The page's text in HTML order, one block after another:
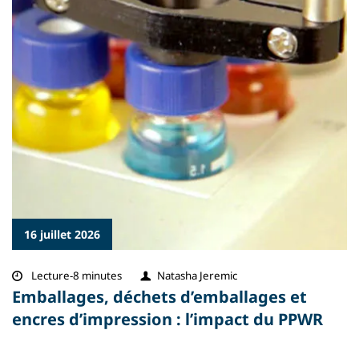
16 juillet 2026
Lecture-8 minutes Natasha Jeremic
Emballages, déchets d’emballages et
encres d’impression : l’impact du PPWR